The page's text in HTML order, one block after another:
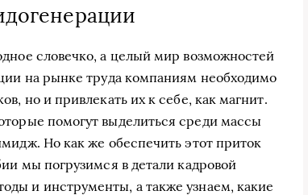
словечко, а целый мир возможностей
на рынке труда компаниям необходимо
но и привлекать их к себе, как магнит.
помогут выделиться среди массы
Но как же обеспечить этот приток
мы погрузимся в детали кадровой
и инструменты, а также узнаем, какие